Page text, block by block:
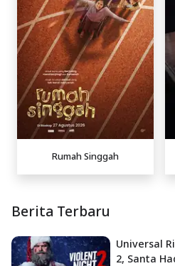
Rumah Singgah
Berita Terbaru
Universal
2, Santa